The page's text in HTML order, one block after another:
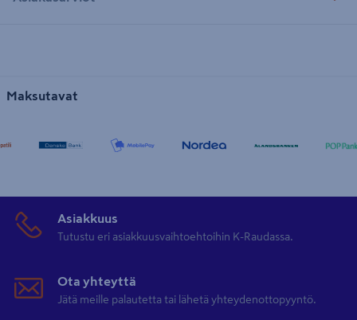
Maksutavat
Asiakkuus
Tutustu eri asiakkuusvaihtoehtoihin K-Raudassa.
Ota yhteyttä
Jätä meille palautetta tai lähetä yhteydenottopyyntö.